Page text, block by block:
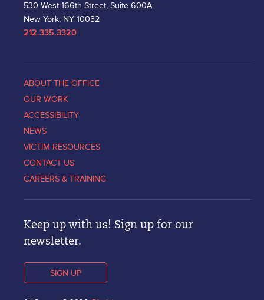
530 West 166th Street, Suite 600A
New York, NY 10032
212.335.3320
ABOUT THE OFFICE
OUR WORK
ACCESSIBILITY
NEWS
VICTIM RESOURCES
CONTACT US
CAREERS & TRAINING
Keep up with us! Sign up for our
newsletter.
SIGN UP